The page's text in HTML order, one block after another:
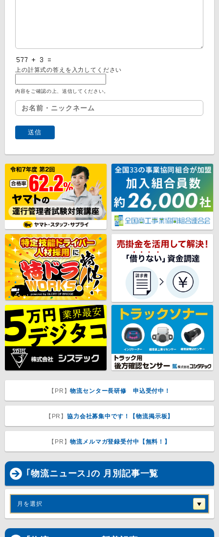
上の計算式の答えを入力してください
内容をご確認の上、送信してください。
【PR】物流センター長研修 申込受付中！
【PR】協力会社募集中です！【物流掲示板】
【PR】物流メルマガ登録受付中【無料！】
｢物流ニュース｣の 月別記事一覧
月を選択